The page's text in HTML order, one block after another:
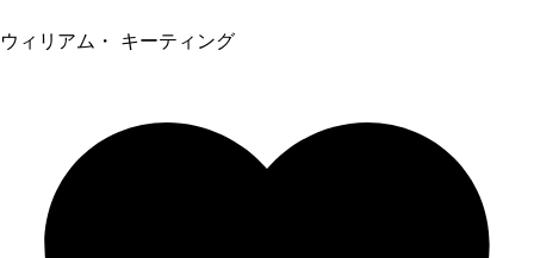
ウィリアム・ キーティング